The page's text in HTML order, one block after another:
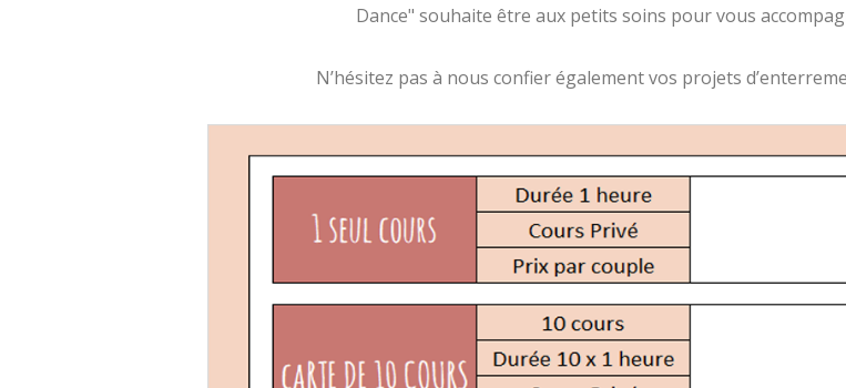
Dance" souhaite être aux petits soins pour vous
N’hésitez pas à nous confier également vos projets